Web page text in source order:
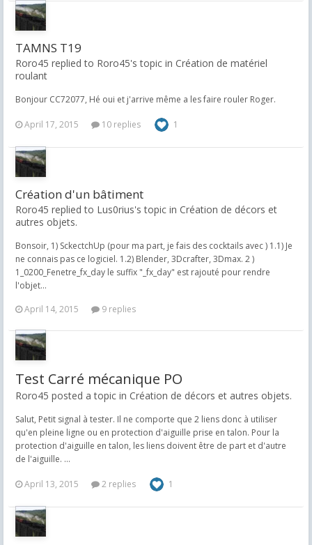
TAMNS T19
Roro45 replied to Roro45's topic in Création de matériel
roulant
Bonjour CC72077, Hé oui et j'arrive même a les faire rouler Roger.
April 17, 2015 10 replies 1
Création d'un bâtiment
Roro45 replied to Lus0rius's topic in Création de décors et
autres objets.
Bonsoir, 1) SckectchUp (pour ma part, je fais des cocktails avec ) 1.1) Je
ne connais pas ce logiciel. 1.2) Blender, 3Dcrafter, 3Dmax. 2 )
1_0200_Fenetre_fx_day le suffix "_fx_day" est rajouté pour rendre
l'objet...
April 14, 2015
9 replies
Test Carré mécanique PO
Roro45 posted a topic in Création de décors et autres objets.
Salut, Petit signal à tester. Il ne comporte que 2 liens donc à utiliser
qu'en pleine ligne ou en protection d'aiguille prise en talon. Pour la
protection d'aiguille en talon, les liens doivent être de part et d'autre
de l'aiguille. ...
April 13, 2015 2 replies 1